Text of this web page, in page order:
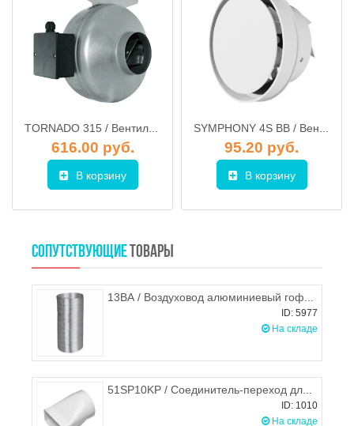
TORNADO 315 / Вентилятор центробежный оцинкованый d.315
616.00 руб.
В корзину
SYMPHONY 4S BB / Вентилятор встраиваемый осевой с сеткой d.100, ЭРА
95.20 руб.
В корзину
СОПУТСТВУЮЩИЕ ТОВАРЫ
ID: 5977
На складе
ID: 1010
На складе